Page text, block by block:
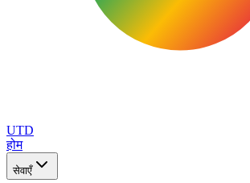
UTD
होम
सेवाएँ